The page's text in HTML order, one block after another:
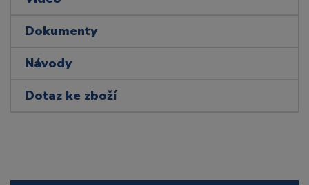
Dokumenty
Návody
Dotaz ke zboží